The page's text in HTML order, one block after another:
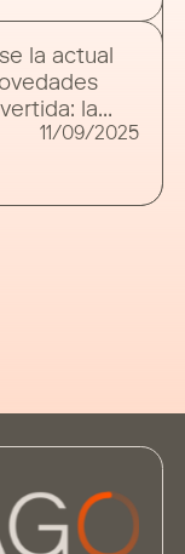
la actual
la
para
de la
11/09/2025